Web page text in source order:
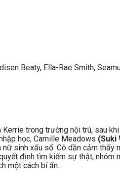
Beaty, Ella-Rae Smith,
trong trường nội trú, sau
học, Camille Meadows (Suki
sinh xấu số. Cô dần cảm thấy
định tìm kiếm sự thật, nhóm
một cách bí ẩn.